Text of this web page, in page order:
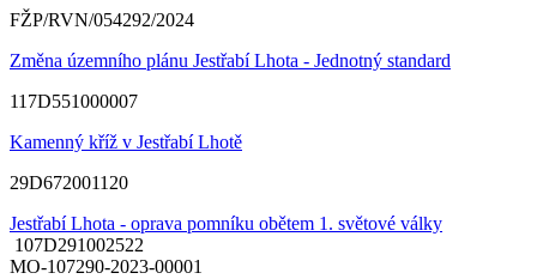
FŽP/RVN/054292/2024
Změna územního plánu Jestřabí Lhota - Jednotný standard
117D551000007
Kamenný kříž v Jestřabí Lhotě
29D672001120
Jestřabí Lhota - oprava pomníku obětem 1. světové války
107D291002522
MO-107290-2023-00001